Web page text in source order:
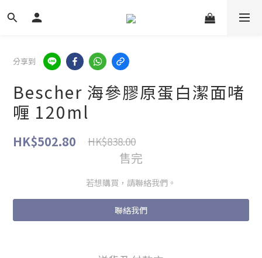
分享到
Bescher 海參膠原蛋白潔面啫
喱 120ml
HK$502.80 HK$838.00
售完
若想購買，請聯絡我們。
聯絡我們